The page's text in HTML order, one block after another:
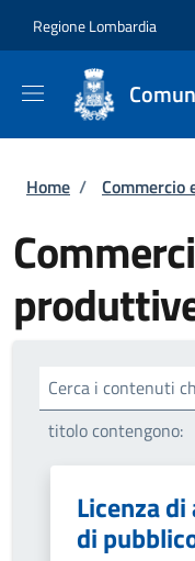
Regione Lombardia
Briciole di
Home /
Cerca i contenuti
titolo contengono:
Licenza
di